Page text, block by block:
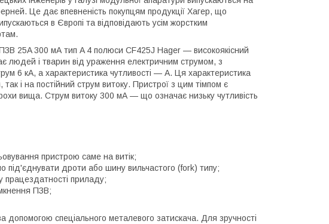
Це дає впевненість покупцям продукції Хагер, що
в Європі та відповідають усім жорстким
25A 300 мА тип A 4 полюси CF425J Hager — високоякісний
людей і тварин від ураження електричним струмом, з
6 кА, а характеристика чутливості — A. Ця характеристика
і на постійний струм витоку. Пристрої з цим тімпом є
вища. Струм витоку 300 мА — що означає низьку чутливість
пристрою саме на витік;
дроти або шину вильчастого (fork) типу;
працездатності приладу;
ПЗВ;
спеціального металевого затискача. Для зручності